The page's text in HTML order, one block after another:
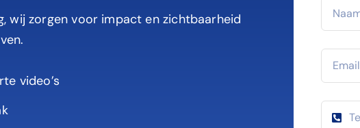
wij zorgen voor impact en zichtbaarheid
video’s